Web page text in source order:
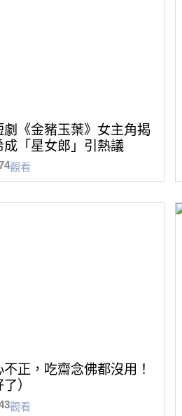
劇《金豬玉葉》女主角揭
成「星女郎」引熱議
觀看
正，吃齋念佛都沒用！
）
觀看